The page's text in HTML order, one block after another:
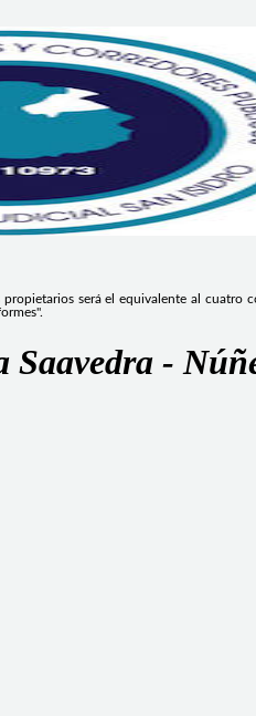
será el equivalente al
Saavedra -